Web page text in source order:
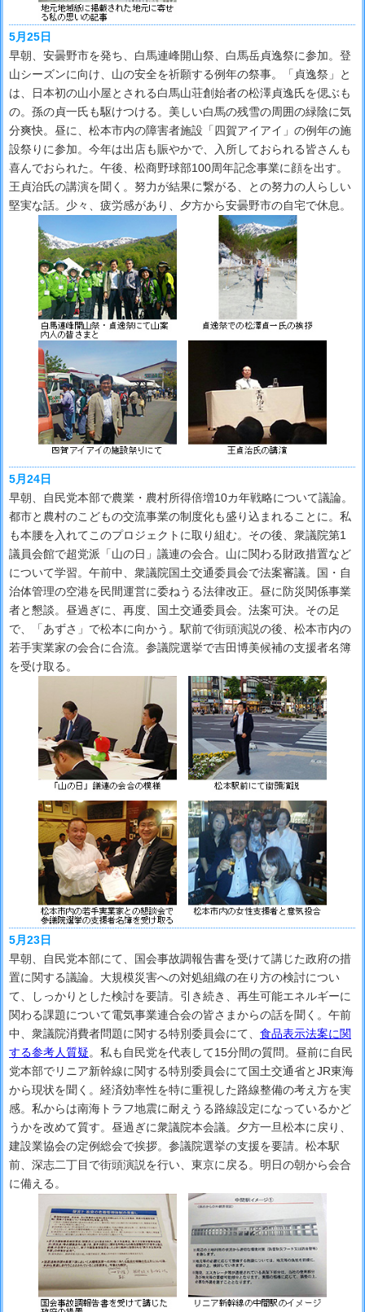
5月25日
早朝、安曇野市を発ち、白馬連峰開山祭、白馬岳貞逸祭に参加。登
山シーズンに向け、山の安全を祈願する例年の祭事。「貞逸祭」と
は、日本初の山小屋とされる白馬山荘創始者の松澤貞逸氏を偲ぶも
の。孫の貞一氏も駆けつける。美しい白馬の残雪の周囲の緑陰に気
分爽快。昼に、松本市内の障害者施設「四賀アイアイ」の例年の施
設祭りに参加。今年は出店も賑やかで、入所しておられる皆さんも
喜んでおられた。午後、松商野球部100周年記念事業に顔を出す。
王貞治氏の講演を聞く。努力が結果に繋がる、との努力の人らしい
堅実な話。少々、疲労感があり、夕方から安曇野市の自宅で休息。
5月24日
早朝、自民党本部で農業・農村所得倍増10カ年戦略について議論。
都市と農村のこどもの交流事業の制度化も盛り込まれることに。私
も本腰を入れてこのプロジェクトに取り組む。その後、衆議院第1
議員会館で超党派「山の日」議連の会合。山に関わる財政措置など
について学習。午前中、衆議院国土交通委員会で法案審議。国・自
治体管理の空港を民間運営に委ねうる法律改正。昼に防災関係事業
者と懇談。昼過ぎに、再度、国土交通委員会。法案可決。その足
で、「あずさ」で松本に向かう。駅前で街頭演説の後、松本市内の
若手実業家の会合に合流。参議院選挙で吉田博美候補の支援者名簿
を受け取る。
5月23日
早朝、自民党本部にて、国会事故調報告書を受けて講じた政府の措
置に関する議論。大規模災害への対処組織の在り方の検討につい
て、しっかりとした検討を要請。引き続き、再生可能エネルギーに
関わる課題について電気事業連合会の皆さまからの話を聞く。午前
中、衆議院消費者問題に関する特別委員会にて、 食品表示法案に関
する参考人質疑。私も自民党を代表して15分間の質問。昼前に自民
党本部でリニア新幹線に関する特別委員会にて国土交通省とJR東海
から現状を聞く。経済効率性を特に重視した路線整備の考え方を実
感。私からは南海トラフ地震に耐えうる路線設定になっているかど
うかを改めて質す。昼過ぎに衆議院本会議。夕方一旦松本に戻り、
建設業協会の定例総会で挨拶。参議院選挙の支援を要請。松本駅
前、深志二丁目で街頭演説を行い、東京に戻る。明日の朝から会合
に備える。